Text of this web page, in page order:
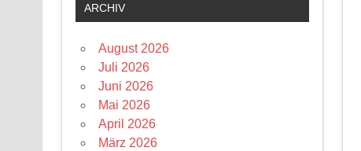
ARCHIV
August 2026
Juli 2026
Juni 2026
Mai 2026
April 2026
März 2026